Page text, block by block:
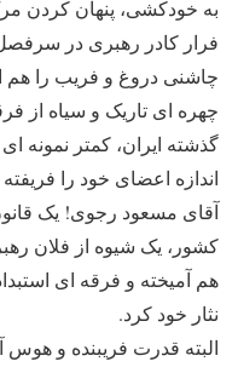
به خودکشی، پنهان کردن
فرار کادر رهبری در
چاشنی دروغ و فریب را هم
چهره ای تاریک و سیاه از
گذشته ایران، کمتر نمونه
اندازه اعضای خود را
آقای مسعود رجوی! یک
کشور، یک شیوه از فلان
هم آمیخته و فرقه ای
نثار خود کرد.
البته قدرت فریبنده و